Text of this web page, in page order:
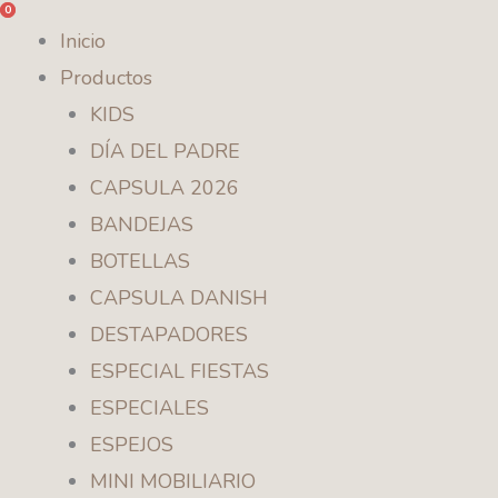
Ir
contenido
Inicio
Productos
KIDS
DÍA DEL PADRE
CAPSULA 2026
BANDEJAS
BOTELLAS
CAPSULA DANISH
DESTAPADORES
ESPECIAL FIESTAS
ESPECIALES
ESPEJOS
MINI MOBILIARIO
0
0